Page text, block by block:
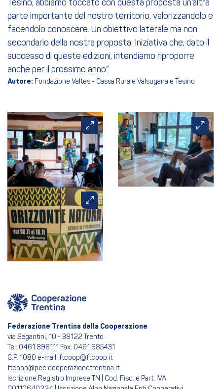
Tesino, abbiamo toccato con questa proposta un’altra
parte importante del nostro territorio, valorizzandolo e
facendolo conoscere. Un obiettivo laterale ma non
secondario della nostra proposta. Iniziativa che, dato il
successo di queste edizioni, intendiamo riproporre
anche per il prossimo anno”.
Autore: Fondazione Valtes - Cassa Rurale Valsugana e Tesino
Federazione Trentina della Cooperazione
via Segantini, 10 - 38122 Trento
Tel: 0461.898111 Fax: 0461.985431
C.P. 1080 e-mail: ftcoop@ftcoop.it
ftcoop@pec.cooperazionetrentina.it
Iscrizione Registro Imprese TN | Cod. Fisc. e Part. IVA